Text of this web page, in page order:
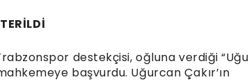
destekçisi, oğluna verdiği
başvurdu. Uğurcan Çakır’ın